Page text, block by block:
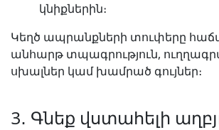
կնիքներին։
Կեղծ ապրանքների տուփերը
անհարթ տպագրություն,
սխալներ կամ խամրած գույներ։
3․ Գնեք վստահելի